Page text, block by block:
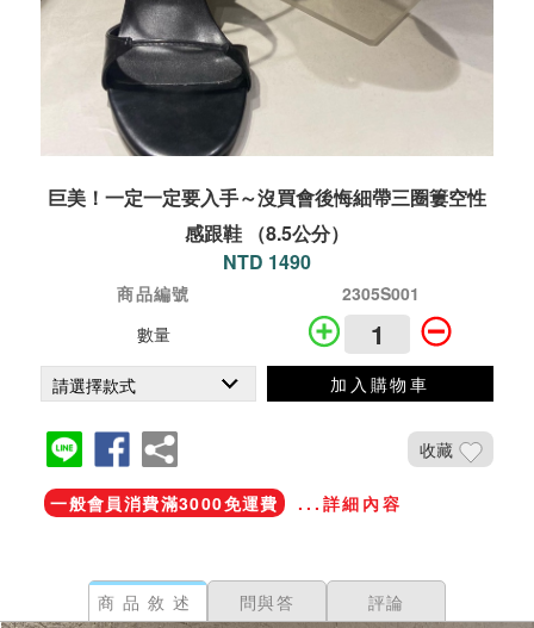
巨美！一定一定要入手～沒買會後悔細帶三圈簍空性
感跟鞋 （8.5公分）
NTD 1490
商品編號
2305S001
數量
加入購物車
收藏
一般會員消費滿3000免運費 ...詳細內容
商品敘述 問與答 評論